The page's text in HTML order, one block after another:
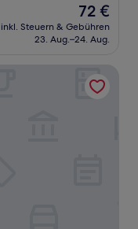
Der
Preis
beträgt
72 €
inkl. Steuern & Gebühren
23. Aug.–24. Aug.